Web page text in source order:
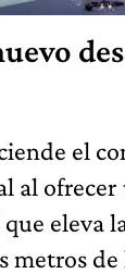
el
al ofrecer
eleva
metros de